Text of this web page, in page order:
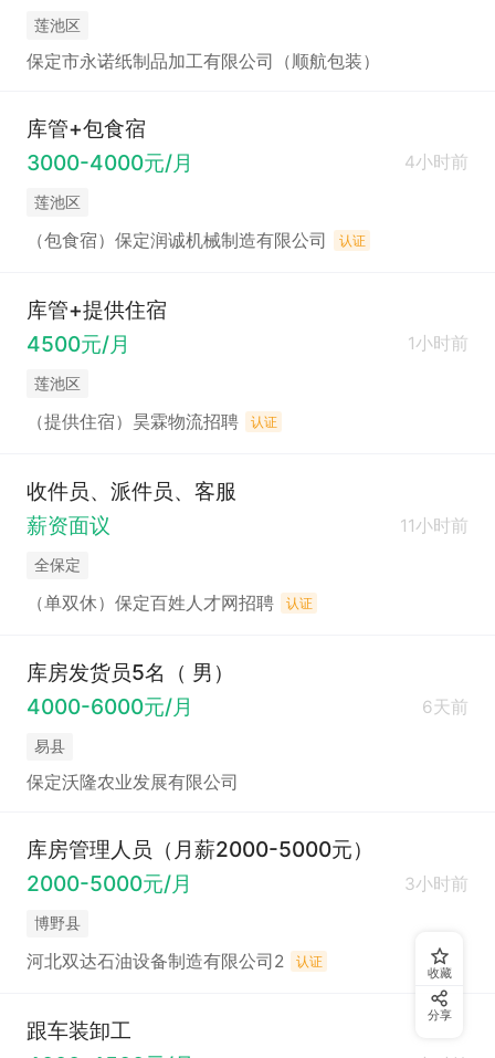
莲池区
保定市永诺纸制品加工有限公司（顺航包装）
库管+包食宿
3000-4000元/月
4小时前
莲池区
（包食宿）保定润诚机械制造有限公司 认证
库管+提供住宿
4500元/月
1小时前
莲池区
（提供住宿）昊霖物流招聘 认证
收件员、派件员、客服
薪资面议
11小时前
全保定
（单双休）保定百姓人才网招聘 认证
库房发货员5名（ 男）
4000-6000元/月
6天前
易县
保定沃隆农业发展有限公司
库房管理人员（月薪2000-5000元）
2000-5000元/月
3小时前
博野县
河北双达石油设备制造有限公司2 认证
跟车装卸工
收藏
分享